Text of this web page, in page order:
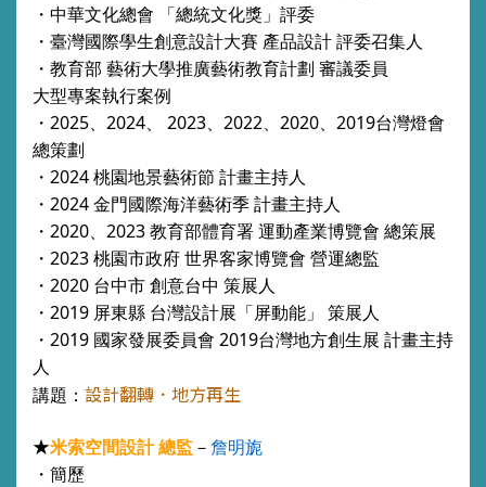
・ 中華文化總會 「總統文化獎」評委
・ 臺灣國際學生創意設計大賽 產品設計 評委召集人
・ 教育部 藝術大學推廣藝術教育計劃 審議委員
大型專案執行案例
・ 2025、2024、 2023、2022、2020、2019台灣燈會
總策劃
・ 2024 桃園地景藝術節 計畫主持人
・ 2024 金門國際海洋藝術季 計畫主持人
・ 2020、2023 教育部體育署 運動產業博覽會 總策展
・ 2023 桃園市政府 世界客家博覽會 營運總監
・ 2020 台中市 創意台中 策展人
・ 2019 屏東縣 台灣設計展「屏動能」 策展人
・ 2019 國家發展委員會 2019台灣地方創生展 計畫主持
人
講題： 設計翻轉．地方再生
★米索空間設計 總監 － 詹明旎
・簡歷